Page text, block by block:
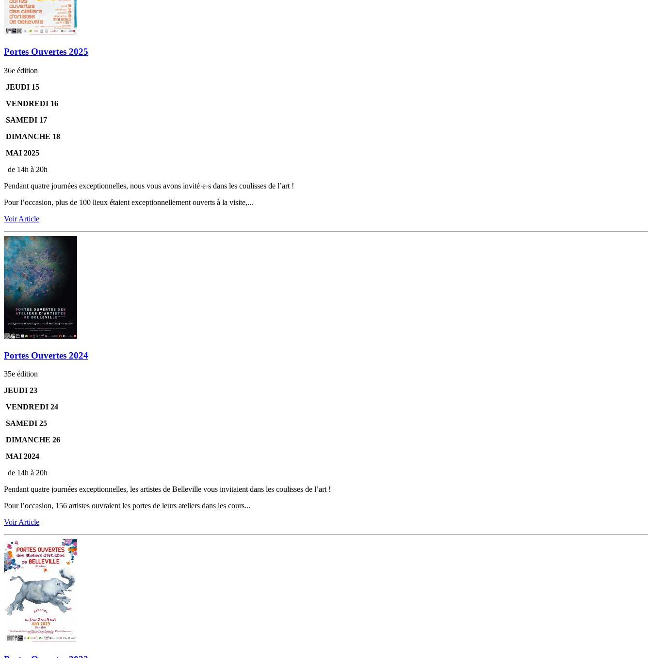
Portes Ouvertes 2025
36e édition
JEUDI 15
VENDREDI 16
SAMEDI 17
DIMANCHE 18
MAI 2025
de 14h à 20h
Pendant quatre journées exceptionnelles, nous vous avons invité·e·s dans les coulisses de l’art !
Pour l’occasion, plus de 100 lieux étaient exceptionnellement ouverts à la visite,...
Voir Article
Portes Ouvertes 2024
35e édition
JEUDI 23
VENDREDI 24
SAMEDI 25
DIMANCHE 26
MAI 2024
de 14h à 20h
Pendant quatre journées exceptionnelles, les artistes de Belleville vous invitaient dans les coulisses de l’art !
Pour l’occasion, 156 artistes ouvraient les portes de leurs ateliers dans les cours...
Voir Article